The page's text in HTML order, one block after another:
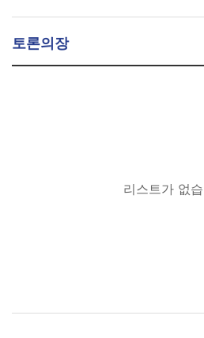
토론의장
리스트가 없